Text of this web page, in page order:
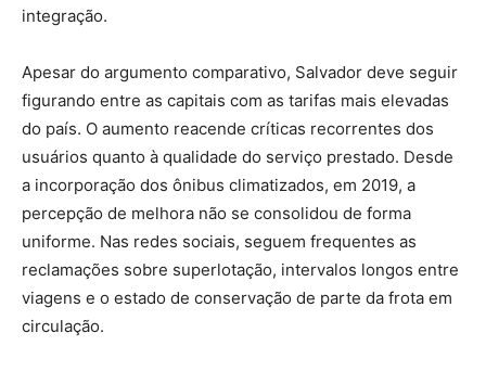
integração.
Apesar do argumento comparativo, Salvador deve seguir
figurando entre as capitais com as tarifas mais elevadas
do país. O aumento reacende críticas recorrentes dos
usuários quanto à qualidade do serviço prestado. Desde
a incorporação dos ônibus climatizados, em 2019, a
percepção de melhora não se consolidou de forma
uniforme. Nas redes sociais, seguem frequentes as
reclamações sobre superlotação, intervalos longos entre
viagens e o estado de conservação de parte da frota em
circulação.